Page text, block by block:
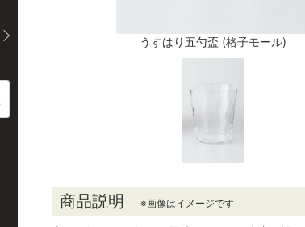
うすはり五勺盃 (格子モール)
商品説明 ※画像はイメージです